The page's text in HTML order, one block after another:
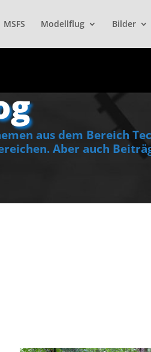
MSFS Modellflug Bilder
aus dem Bereich
Aber auch